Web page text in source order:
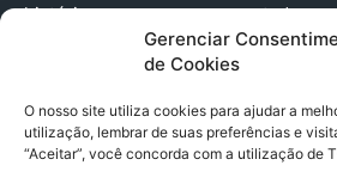
Gerenciar
de Cookies
O nosso site utiliza cookies para ajudar a
utilização, lembrar de suas preferências e
“Aceitar”, você concorda com a utilização de
história que merece ser contada,
(91) 98224 - 3111